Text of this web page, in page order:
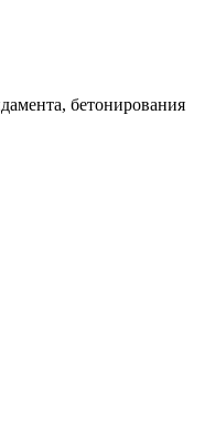
бетонирования